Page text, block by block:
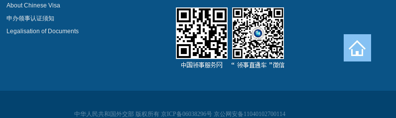
About Chinese Visa
申办领事认证须知
Legalisation of Documents
中华人民共和国外交部 版权所有 京ICP备06038296号 京公网安备11040102700114